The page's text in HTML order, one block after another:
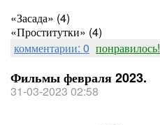
«Засада» (4)
«Проститутки» (4)
комментарии: 0 понравилось!
Фильмы февраля 2023.
31-03-2023 02:58